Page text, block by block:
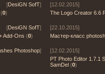
[DesiGN SofT]
(0)
[12.02.2015]
The Logo Creator 6.6
[DesiGN SofT]
Add-Ons (0)
[22.10.2015]
Мастер-класс
Photoshop]
[12.02.2015]
PT Photo Editor 1.7.1
SamDel (0)